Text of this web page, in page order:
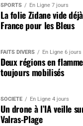
SPORTS En Ligne 7 jours
La folie Zidane vide
France pour les Bleus
FAITS DIVERS En Ligne 6 jours
Deux régions en
toujours mobilisés
SOCIÉTÉ En Ligne 4 jours
Un drone à l’IA veille
Valras-Plage